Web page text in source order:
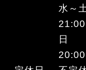
水～
21:00
日
20:00